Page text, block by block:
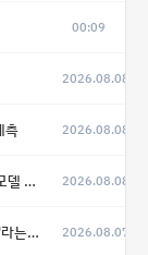
00:09
2026.08.08
측 2026.08.08
기 2026.08.08
개발 중 2026.08.07